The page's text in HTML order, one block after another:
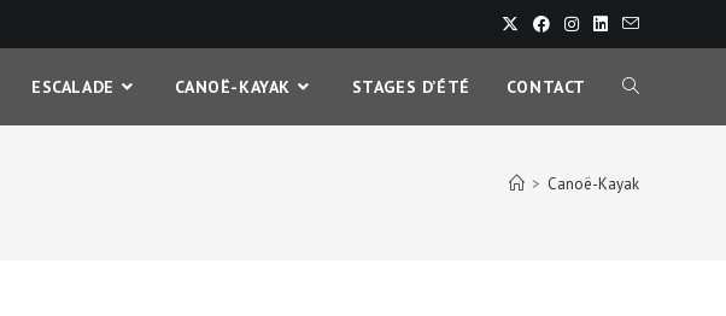
ESCALADE CANOË-KAYAK STAGES D’ÉTÉ CONTACT
> Canoë-Kayak